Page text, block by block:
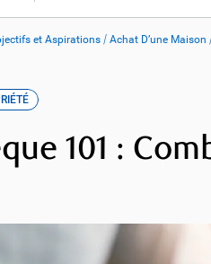
et Aspirations / Achat D’une Maison
101 :